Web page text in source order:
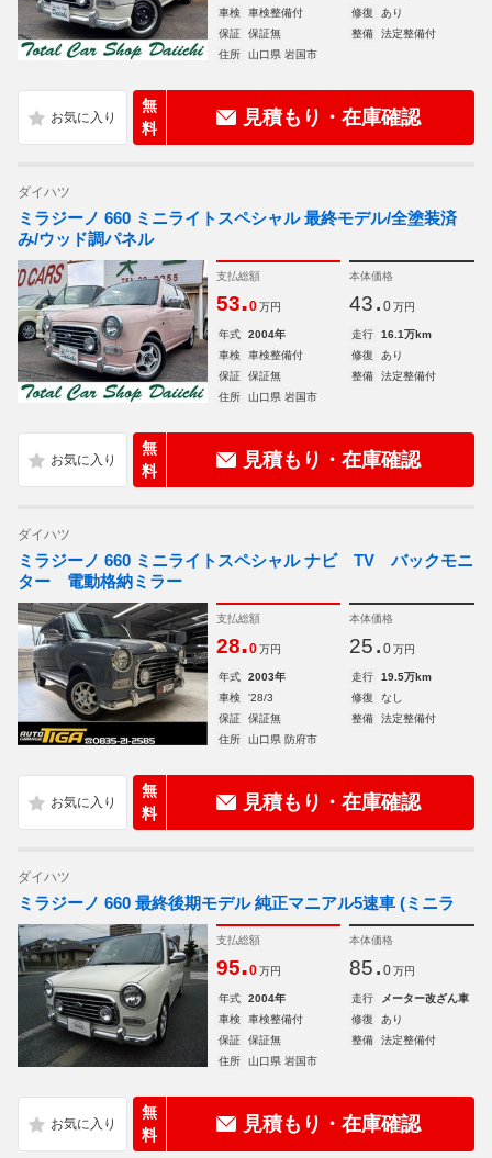
車検
車検整備付 修復
あり
保証
保証無 整備
法定整備付
住所
山口県 岩国市
無
料
見積もり・在庫確認
ダイハツ
ミラジーノ 660 ミニライトスペシャル 最終モデル/全塗装済
み/ウッド調パネル
支払総額
53.0 万円
本体価格
43. 0 万円
年式 2004年 走行
16.1万km
車検
車検整備付 修復
あり
保証
保証無 整備
法定整備付
住所
山口県 岩国市
無
料
見積もり・在庫確認
ダイハツ
ミラジーノ 660 ミニライトスペシャル ナビ TV バックモニ
ター 電動格納ミラー
支払総額
28.0 万円
本体価格
25. 0 万円
年式 2003年 走行
19.5万km
車検
'28/3 修復
なし
保証
保証無 整備
法定整備付
住所
山口県 防府市
無
料
見積もり・在庫確認
ダイハツ
ミラジーノ 660 最終後期モデル 純正マニアル5速車 (ミニラ
支払総額
95.0 万円
本体価格
85. 0 万円
年式 2004年 走行
メーター改ざん車
車検
車検整備付 修復
あり
保証
保証無 整備
法定整備付
住所
山口県 岩国市
無
料
見積もり・在庫確認